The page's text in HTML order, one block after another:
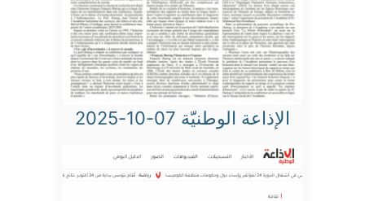
الإذاعة الوطنيّة 07-10-2025